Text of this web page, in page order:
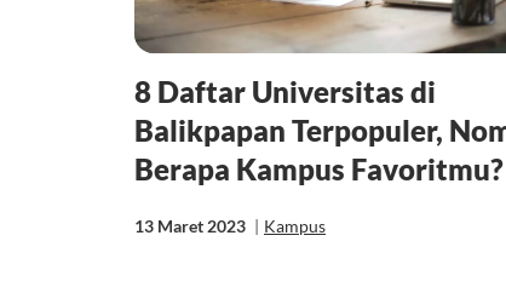
8 Daftar Universitas di
Balikpapan Terpopuler,
Berapa Kampus Favoritmu?
13 Maret 2023 | Kampus